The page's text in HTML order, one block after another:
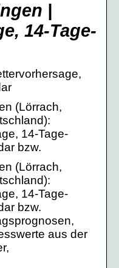
|
14-Tage-
(Lörrach,
14-Tage-
bzw.
(Lörrach,
14-Tage-
bzw.
aus der